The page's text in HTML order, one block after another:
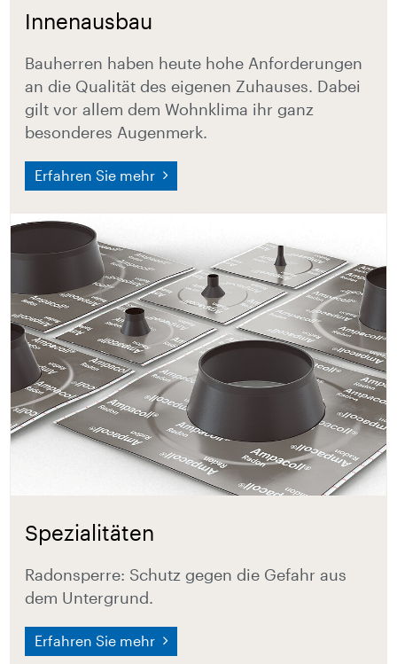
Innenausbau
Bauherren haben heute hohe Anforderungen
an die Qualität des eigenen Zuhauses. Dabei
gilt vor allem dem Wohnklima ihr ganz
besonderes Augenmerk.
Erfahren Sie mehr
Spezialitäten
Radonsperre: Schutz gegen die Gefahr aus
dem Untergrund.
Erfahren Sie mehr